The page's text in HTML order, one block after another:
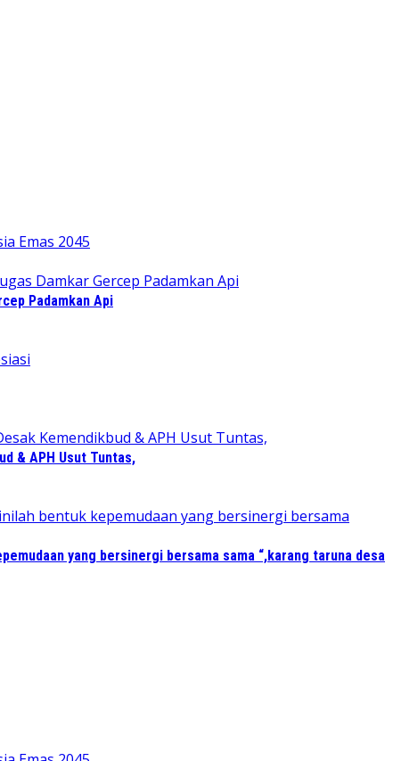
Padamkan Api
& APH Usut Tuntas,
yang bersinergi bersama sama “,karang taruna desa